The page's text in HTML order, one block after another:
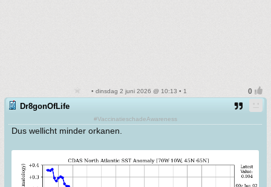
• dinsdag 2 juni 2026 @ 10:13 • 1
Dr8gonOfLife
#VaccinatieschadeAwareness
Dus wellicht minder orkanen.